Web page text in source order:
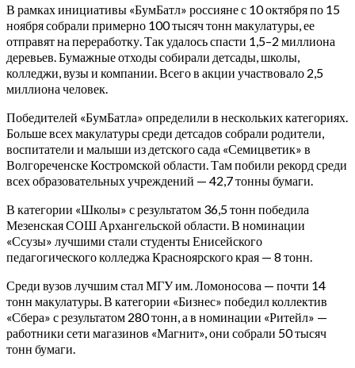
В рамках инициативы «БумБатл» россияне с 10 октября по 15
ноября собрали примерно 100 тысяч тонн макулатуры, ее
отправят на переработку. Так удалось спасти 1,5–2 миллиона
деревьев. Бумажные отходы собирали детсады, школы,
колледжи, вузы и компании. Всего в акции участвовало 2,5
миллиона человек.
Победителей «БумБатла» определили в нескольких категориях.
Больше всех макулатуры среди детсадов собрали родители,
воспитатели и малыши из детского сада «Семицветик» в
Волгореченске Костромской области. Там побили рекорд среди
всех образовательных учреждений — 42,7 тонны бумаги.
В категории «Школы» с результатом 36,5 тонн победила
Мезенская СОШ Архангельской области. В номинации
«Ссузы» лучшими стали студенты Енисейского
педагогического колледжа Красноярского края — 8 тонн.
Среди вузов лучшим стал МГУ им. Ломоносова — почти 14
тонн макулатуры. В категории «Бизнес» победил коллектив
«Сбера» с результатом 280 тонн, а в номинации «Ритейл» —
работники сети магазинов «Магнит», они собрали 50 тысяч
тонн бумаги.